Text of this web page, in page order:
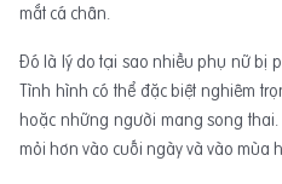
mắt cá chân.
Đó là lý do tại sao nhiều phụ nữ bị
Tình hình có thể đặc biệt nghiêm
hoặc những người mang song
mỏi hơn vào cuối ngày và vào mùa